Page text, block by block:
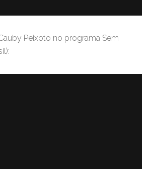
Peixoto no programa Sem